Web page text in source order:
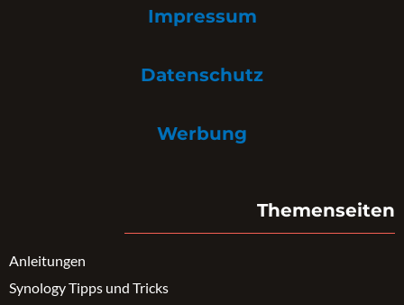
Impressum
Datenschutz
Werbung
Themenseiten
Anleitungen
Synology Tipps und Tricks